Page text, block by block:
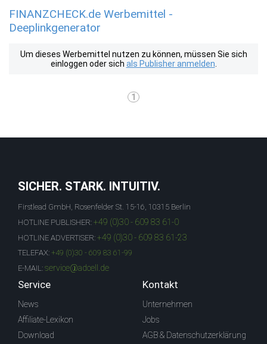
FINANZCHECK.de Werbemittel -
Deeplinkgenerator
Um dieses Werbemittel nutzen zu können, müssen Sie sich
einloggen oder sich als Publisher anmelden
1
SICHER. STARK. INTUITIV.
Firstlead GmbH, Rosenfelder St. 15-16, 10315 Berlin
HOTLINE PUBLISHER: +49 (0)30 - 609 83 61-0
HOTLINE ADVERTISER: +49 (0)30 - 609 83 61-23
TELEFAX: +49 (0)30 - 609 83 61-99
E-MAIL: service@adcell.de
Service
News
Affiliate-Lexikon
Download
Kontakt
Unternehmen
Jobs
AGB & Datenschutzerklärung